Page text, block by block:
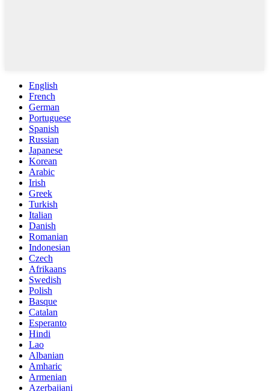
English
French
German
Portuguese
Spanish
Russian
Japanese
Korean
Arabic
Irish
Greek
Turkish
Italian
Danish
Romanian
Indonesian
Czech
Afrikaans
Swedish
Polish
Basque
Catalan
Esperanto
Hindi
Lao
Albanian
Amharic
Armenian
Azerbaijani